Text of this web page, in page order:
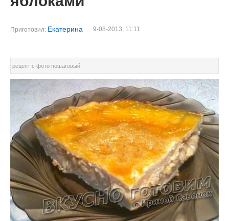
Приготовил: Екатерина 9-08-2013, 11:11
рецепт с фото пошаговый